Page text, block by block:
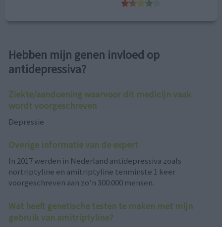
Hebben mijn genen invloed op
antidepressiva?
Ziekte/aandoening waarvoor dit medicijn vaak
wordt voorgeschreven
Depressie
Overige informatie van de expert
In 2017 werden in Nederland antidepressiva zoals
nortriptyline en amitriptyline tenminste 1 keer
voorgeschreven aan zo’n 300.000 mensen.
Wat heeft genetische testen te maken met mijn
gebruik van amitriptyline?